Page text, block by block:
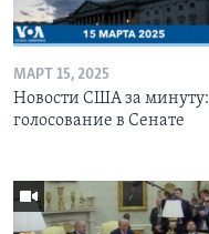
МАРТ 15, 2025
Новости США за минуту:
голосование в Сенате